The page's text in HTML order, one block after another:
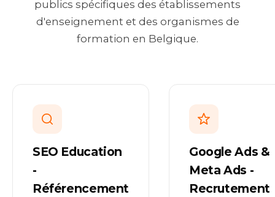
publics spécifiques des établissements
d'enseignement et des organismes de
formation en Belgique.
SEO Education
-
Référencement
Google Ads &
Meta Ads -
Recrutement